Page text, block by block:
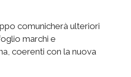
comunicherà ulteriori
marchi e
coerenti con la nuova